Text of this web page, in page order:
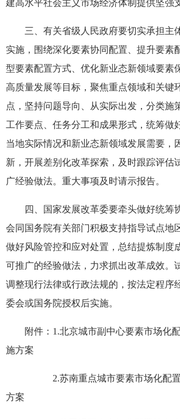
建高水平社会主义市场经济体制提供坚强
三、有关省级人民政府要切实承担主
实施，围绕深化要素协同配置、提升要素
型要素配置方式、优化新业态新领域要素
高质量发展等目标，聚焦重点领域和关键
点，坚持问题导向、从实际出发，分类施
工作要点、任务分工和成果形式，统筹做
当地实际情况和新业态新领域发展需要，
新，开展差别化改革探索，及时跟踪评估
广经验做法。重大事项及时请示报告。
四、国家发展改革委要牵头做好统筹协
会同国务院有关部门积极支持指导试点地
做好风险管控和应对处置，总结提炼制度
可推广的经验做法，力求抓出改革成效。
调整现行法律或行政法规的，按法定程序
委会或国务院授权后实施。
附件：1.北京城市副中心要素市场化
施方案
2.苏南重点城市要素市场化配置
方案